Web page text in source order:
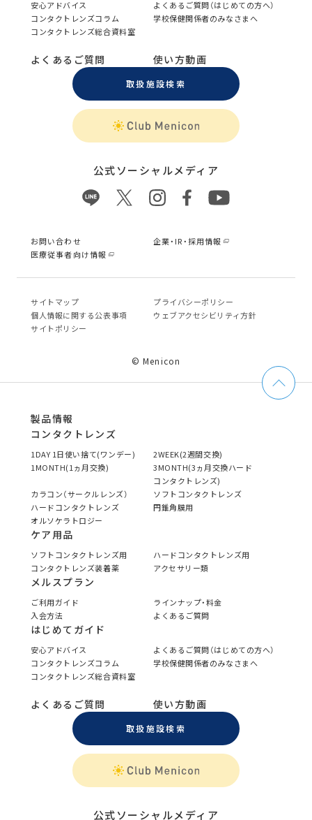
安心アドバイス
よくあるご質問（はじめての方へ）
コンタクトレンズコラム
学校保健関係者のみなさまへ
コンタクトレンズ総合資料室
よくあるご質問 使い方動画
取扱施設検索
公式ソーシャルメディア
お問い合わせ
企業・IR・採用情報
医療従事者向け情報
サイトマップ
プライバシーポリシー
個⼈情報に関する公表事項
ウェブアクセシビリティ方針
サイトポリシー
© Menicon
製品情報
コンタクトレンズ
1DAY 1日使い捨て(ワンデー)
2WEEK(2週間交換)
1MONTH(1ヵ月交換)
3MONTH(3ヵ月交換ハード
コンタクトレンズ)
カラコン（サークルレンズ）
ソフトコンタクトレンズ
ハードコンタクトレンズ
円錐角膜用
オルソケラトロジー
ケア用品
ソフトコンタクトレンズ用
ハードコンタクトレンズ用
コンタクトレンズ装着薬
アクセサリー類
メルスプラン
ご利用ガイド
ラインナップ・料金
入会方法
よくあるご質問
はじめてガイド
安心アドバイス
よくあるご質問（はじめての方へ）
コンタクトレンズコラム
学校保健関係者のみなさまへ
コンタクトレンズ総合資料室
よくあるご質問 使い方動画
取扱施設検索
公式ソーシャルメディア